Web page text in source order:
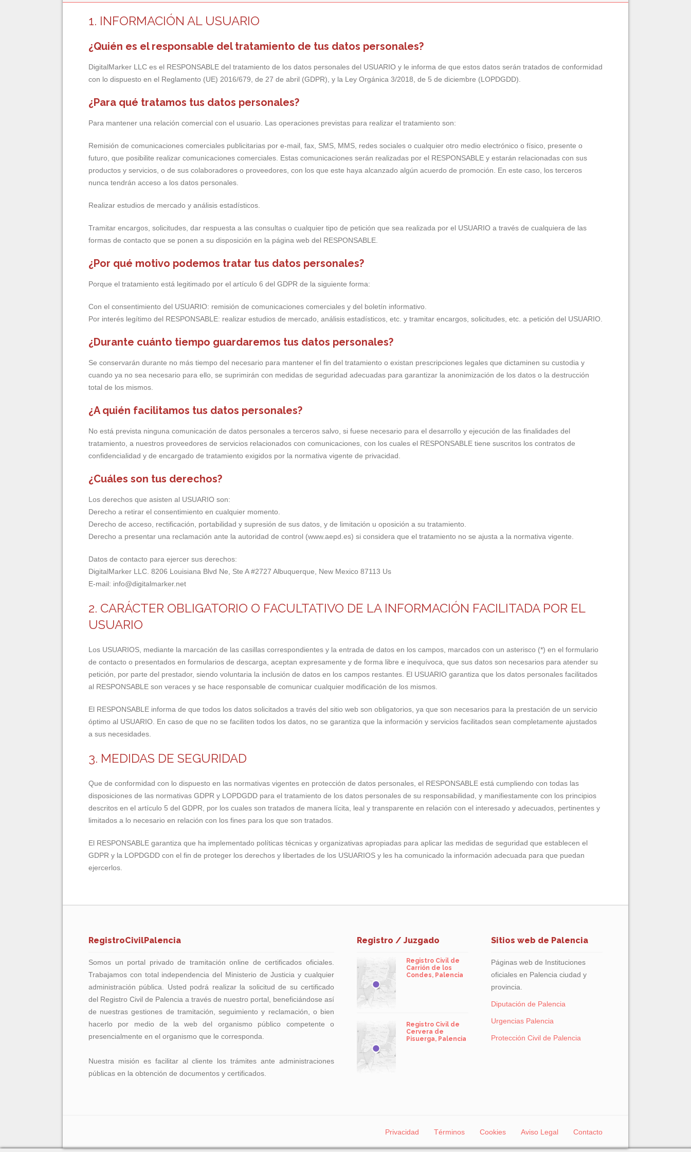
1. INFORMACIÓN AL USUARIO
¿Quién es el responsable del tratamiento de tus datos personales?
DigitalMarker LLC es el RESPONSABLE del tratamiento de los datos personales del USUARIO y le informa de que estos datos serán tratados de conformidad
con lo dispuesto en el Reglamento (UE) 2016/679, de 27 de abril (GDPR), y la Ley Orgánica 3/2018, de 5 de diciembre (LOPDGDD).
¿Para qué tratamos tus datos personales?
Para mantener una relación comercial con el usuario. Las operaciones previstas para realizar el tratamiento son:
Remisión de comunicaciones comerciales publicitarias por e-mail, fax, SMS, MMS, redes sociales o cualquier otro medio electrónico o físico, presente o
futuro, que posibilite realizar comunicaciones comerciales. Estas comunicaciones serán realizadas por el RESPONSABLE y estarán relacionadas con sus
productos y servicios, o de sus colaboradores o proveedores, con los que este haya alcanzado algún acuerdo de promoción. En este caso, los terceros
nunca tendrán acceso a los datos personales.
Realizar estudios de mercado y análisis estadísticos.
Tramitar encargos, solicitudes, dar respuesta a las consultas o cualquier tipo de petición que sea realizada por el USUARIO a través de cualquiera de las
formas de contacto que se ponen a su disposición en la página web del RESPONSABLE.
¿Por qué motivo podemos tratar tus datos personales?
Porque el tratamiento está legitimado por el artículo 6 del GDPR de la siguiente forma:
Con el consentimiento del USUARIO: remisión de comunicaciones comerciales y del boletín informativo.
Por interés legítimo del RESPONSABLE: realizar estudios de mercado, análisis estadísticos, etc. y tramitar encargos, solicitudes, etc. a petición del USUARIO.
¿Durante cuánto tiempo guardaremos tus datos personales?
Se conservarán durante no más tiempo del necesario para mantener el fin del tratamiento o existan prescripciones legales que dictaminen su custodia y
cuando ya no sea necesario para ello, se suprimirán con medidas de seguridad adecuadas para garantizar la anonimización de los datos o la destrucción
total de los mismos.
¿A quién facilitamos tus datos personales?
No está prevista ninguna comunicación de datos personales a terceros salvo, si fuese necesario para el desarrollo y ejecución de las finalidades del
tratamiento, a nuestros proveedores de servicios relacionados con comunicaciones, con los cuales el RESPONSABLE tiene suscritos los contratos de
confidencialidad y de encargado de tratamiento exigidos por la normativa vigente de privacidad.
¿Cuáles son tus derechos?
Los derechos que asisten al USUARIO son:
Derecho a retirar el consentimiento en cualquier momento.
Derecho de acceso, rectificación, portabilidad y supresión de sus datos, y de limitación u oposición a su tratamiento.
Derecho a presentar una reclamación ante la autoridad de control (www.aepd.es) si considera que el tratamiento no se ajusta a la normativa vigente.
Datos de contacto para ejercer sus derechos:
DigitalMarker LLC. 8206 Louisiana Blvd Ne, Ste A #2727 Albuquerque, New Mexico 87113 Us
E-mail: info@digitalmarker.net
2. CARÁCTER OBLIGATORIO O FACULTATIVO DE LA INFORMACIÓN FACILITADA POR EL
USUARIO
Los USUARIOS, mediante la marcación de las casillas correspondientes y la entrada de datos en los campos, marcados con un asterisco (*) en el formulario
de contacto o presentados en formularios de descarga, aceptan expresamente y de forma libre e inequívoca, que sus datos son necesarios para atender su
petición, por parte del prestador, siendo voluntaria la inclusión de datos en los campos restantes. El USUARIO garantiza que los datos personales facilitados
al RESPONSABLE son veraces y se hace responsable de comunicar cualquier modificación de los mismos.
El RESPONSABLE informa de que todos los datos solicitados a través del sitio web son obligatorios, ya que son necesarios para la prestación de un servicio
óptimo al USUARIO. En caso de que no se faciliten todos los datos, no se garantiza que la información y servicios facilitados sean completamente ajustados
a sus necesidades.
3. MEDIDAS DE SEGURIDAD
Que de conformidad con lo dispuesto en las normativas vigentes en protección de datos personales, el RESPONSABLE está cumpliendo con todas las
disposiciones de las normativas GDPR y LOPDGDD para el tratamiento de los datos personales de su responsabilidad, y manifiestamente con los principios
descritos en el artículo 5 del GDPR, por los cuales son tratados de manera lícita, leal y transparente en relación con el interesado y adecuados, pertinentes y
limitados a lo necesario en relación con los fines para los que son tratados.
El RESPONSABLE garantiza que ha implementado políticas técnicas y organizativas apropiadas para aplicar las medidas de seguridad que establecen el
GDPR y la LOPDGDD con el fin de proteger los derechos y libertades de los USUARIOS y les ha comunicado la información adecuada para que puedan
ejercerlos.
RegistroCivilPalencia
Somos un portal privado de tramitación online de certificados oficiales.
Trabajamos con total independencia del Ministerio de Justicia y cualquier
administración pública. Usted podrá realizar la solicitud de su certificado
del Registro Civil de Palencia a través de nuestro portal, beneficiándose así
de nuestras gestiones de tramitación, seguimiento y reclamación, o bien
hacerlo por medio de la web del organismo público competente o
presencialmente en el organismo que le corresponda.
Nuestra misión es facilitar al cliente los trámites ante administraciones
públicas en la obtención de documentos y certificados.
Registro / Juzgado
Registro Civil de
Carrión de los
Condes, Palencia
Registro Civil de
Cervera de
Pisuerga, Palencia
Sitios web de Palencia
Páginas web de Instituciones
oficiales en Palencia ciudad y
provincia.
Diputación de Palencia
Urgencias Palencia
Protección Civil de Palencia
Privacidad Términos Cookies Aviso Legal Contacto